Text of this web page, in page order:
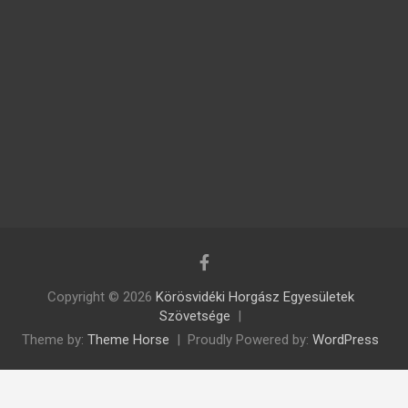
Copyright © 2026 Körösvidéki Horgász Egyesületek
Szövetsége
Theme by: Theme Horse Proudly Powered by: WordPress